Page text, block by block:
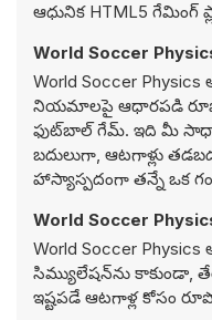
ఆధునిక HTML5 గేమింగ్
World Soccer
World Soccer
నియమాలపై ఆధారపడి
ఫుట్‌బాల్ గేమ్. ఇది మీ
బదులుగా, ఆటగాళ్లు
హాస్యాస్పదంగా తన్నే ఒక
World Soccer
World Soccer
సిమ్యులేషన్‌ను కాకుండా,
ఇష్టపడే ఆటగాళ్ల కోసం